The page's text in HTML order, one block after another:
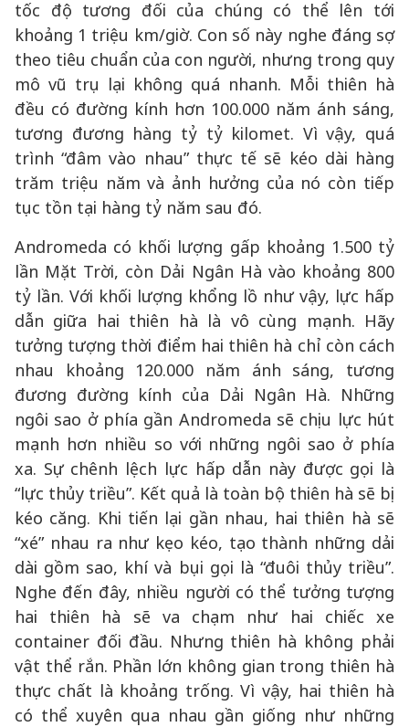
tốc độ tương đối của chúng có thể lên tới
khoảng 1 triệu km/giờ. Con số này nghe đáng sợ
theo tiêu chuẩn của con người, nhưng trong quy
mô vũ trụ lại không quá nhanh. Mỗi thiên hà
đều có đường kính hơn 100.000 năm ánh sáng,
tương đương hàng tỷ tỷ kilomet. Vì vậy, quá
trình “đâm vào nhau” thực tế sẽ kéo dài hàng
trăm triệu năm và ảnh hưởng của nó còn tiếp
tục tồn tại hàng tỷ năm sau đó.
Andromeda có khối lượng gấp khoảng 1.500 tỷ
lần Mặt Trời, còn Dải Ngân Hà vào khoảng 800
tỷ lần. Với khối lượng khổng lồ như vậy, lực hấp
dẫn giữa hai thiên hà là vô cùng mạnh. Hãy
tưởng tượng thời điểm hai thiên hà chỉ còn cách
nhau khoảng 120.000 năm ánh sáng, tương
đương đường kính của Dải Ngân Hà. Những
ngôi sao ở phía gần Andromeda sẽ chịu lực hút
mạnh hơn nhiều so với những ngôi sao ở phía
xa. Sự chênh lệch lực hấp dẫn này được gọi là
“lực thủy triều”. Kết quả là toàn bộ thiên hà sẽ bị
kéo căng. Khi tiến lại gần nhau, hai thiên hà sẽ
“xé” nhau ra như kẹo kéo, tạo thành những dải
dài gồm sao, khí và bụi gọi là “đuôi thủy triều”.
Nghe đến đây, nhiều người có thể tưởng tượng
hai thiên hà sẽ va chạm như hai chiếc xe
container đối đầu. Nhưng thiên hà không phải
vật thể rắn. Phần lớn không gian trong thiên hà
thực chất là khoảng trống. Vì vậy, hai thiên hà
có thể xuyên qua nhau gần giống như những